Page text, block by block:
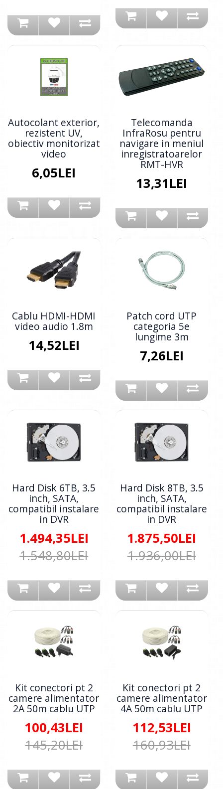
Autocolant exterior,
rezistent UV,
obiectiv monitorizat
video
6,05LEI
Telecomanda
InfraRosu pentru
navigare in meniul
inregistratoarelor
RMT-HVR
13,31LEI
Cablu HDMI-HDMI
video audio 1.8m
14,52LEI
Patch cord UTP
categoria 5e
lungime 3m
7,26LEI
Hard Disk 6TB, 3.5
inch, SATA,
compatibil instalare
in DVR
1.494,35LEI
1.548,80LEI
Hard Disk 8TB, 3.5
inch, SATA,
compatibil instalare
in DVR
1.875,50LEI
1.936,00LEI
Kit conectori pt 2
camere alimentator
2A 50m cablu UTP
100,43LEI
145,20LEI
Kit conectori pt 2
camere alimentator
4A 50m cablu UTP
112,53LEI
160,93LEI